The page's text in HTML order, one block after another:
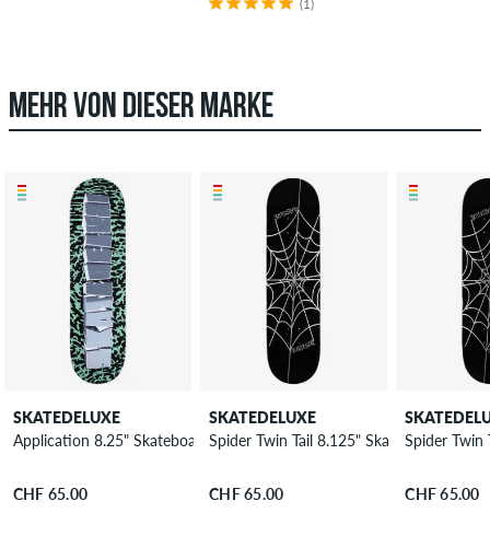
(1)
MEHR VON DIESER MARKE
SKATEDELUXE
Application 8.25" Skateboard Deck
CHF 65.00
SKATEDELUXE
Spider Twin Tail 8.125" Skateboard Deck
CHF 65.00
Spider Twin
CHF 65.00